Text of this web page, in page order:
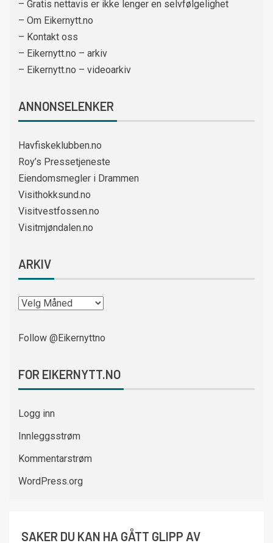
– Gratis nettavis er ikke lenger en selvfølgelighet
– Om Eikernytt.no
– Kontakt oss
– Eikernytt.no – arkiv
– Eikernytt.no – videoarkiv
ANNONSELENKER
Havfiskeklubben.no
Roy’s Pressetjeneste
Eiendomsmegler i Drammen
Visithokksund.no
Visitvestfossen.no
Visitmjøndalen.no
ARKIV
Follow @Eikernyttno
FOR EIKERNYTT.NO
Logg inn
Innleggsstrøm
Kommentarstrøm
WordPress.org
SAKER DU KAN HA GÅTT GLIPP AV